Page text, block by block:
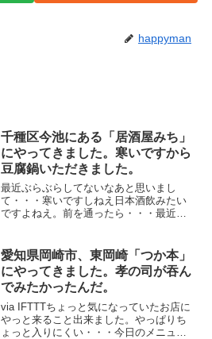
happyman
千種区今池にある「居酒屋みち」
にやってきました。寒いですから
豆腐鍋いただきました。
最近ぶらぶらしてないなあと思いまし
て・・・寒いですしねえ日本酒飲みたい
ですよねえ。前を通ったら・・・最近お
ありまして、1000円です。ただし、おひ
とりさまの時しか適用さ...
愛知県岡崎市、東岡崎「つか本」
にやってきました。孝の司が吞ん
でみたかったんだ。
via IFTTTちょっと気になっていたお店に
やっと来ること出来ました。やっぱりち
ょっと入りにくい・・・今日のメニュー